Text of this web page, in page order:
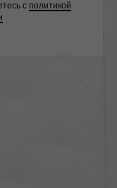
с политикой